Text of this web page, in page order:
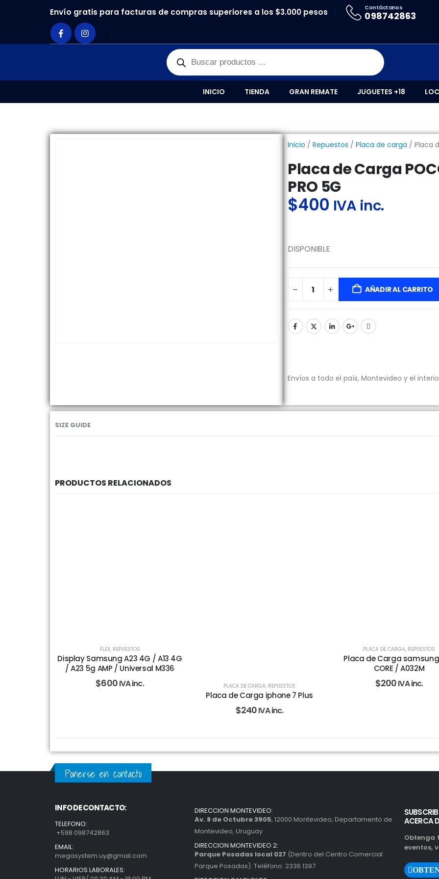
Envío gratis para facturas de compras superiores a los $3.000 pesos Contáctanos
098742863
INICIO TIENDA GRAN REMATE JUGUETES +18
PRODUCTOSREPUESTOS, PLACA DE CARGA PLACA DE CARGA POCO X5 PRO / NOTE 12 PRO 5G
Inicio / Repuestos / Placa de carga / Placa
Placa de Carga
PRO 5G
$400 IVA inc.
DISPONIBLE
AÑADIR AL CARRITO
Envíos a todo el país, Montevideo y el
SIZE GUIDE
PRODUCTOS RELACIONADOS
FLEX, REPUESTOS
Display Samsung A23 4G / A13 4G
/ A23 5g AMP / Universal M336
$600IVA inc. PLACA DE CARGA, REPUESTOS
Placa de Carga iphone 7 Plus
$240IVA inc.
PLACA DE CARGA, REPUESTOS
Placa de Carga
CORE / A032M
$200IVA inc.
Ponerse en contacto
INFO DE CONTACTO:
TELEFONO:
+598 098742863
EMAIL:
megasystem.uy@gmail.com
HORARIOS LABORALES:
DIRECCION MONTEVIDEO:
Av. 8 de Octubre 3905, 12000 Montevideo, Departamento de
Montevideo, Uruguay
DIRECCION MONTEVIDEO 2:
Parque Posadas local 027 (Dentro del Centro Comercial
Parque Posadas). Teléfono: 2336 1397
ACERCA
Obtenga
eventos,